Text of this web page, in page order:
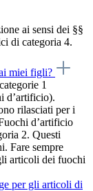
ai sensi dei §§
di categoria 4.
miei figli?
1
d’artificio).
rilasciati per i
d’artificio
2. Questi
Fare sempre
articoli dei fuochi
per gli articoli di